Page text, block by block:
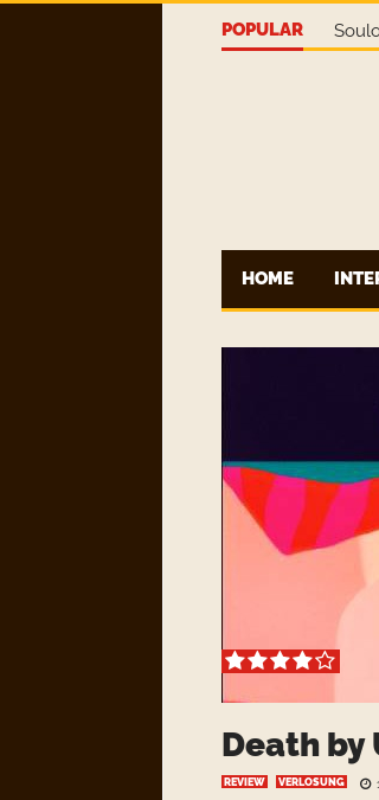
POPULAR
HOME
Death by
REVIEW VERLOSUNG